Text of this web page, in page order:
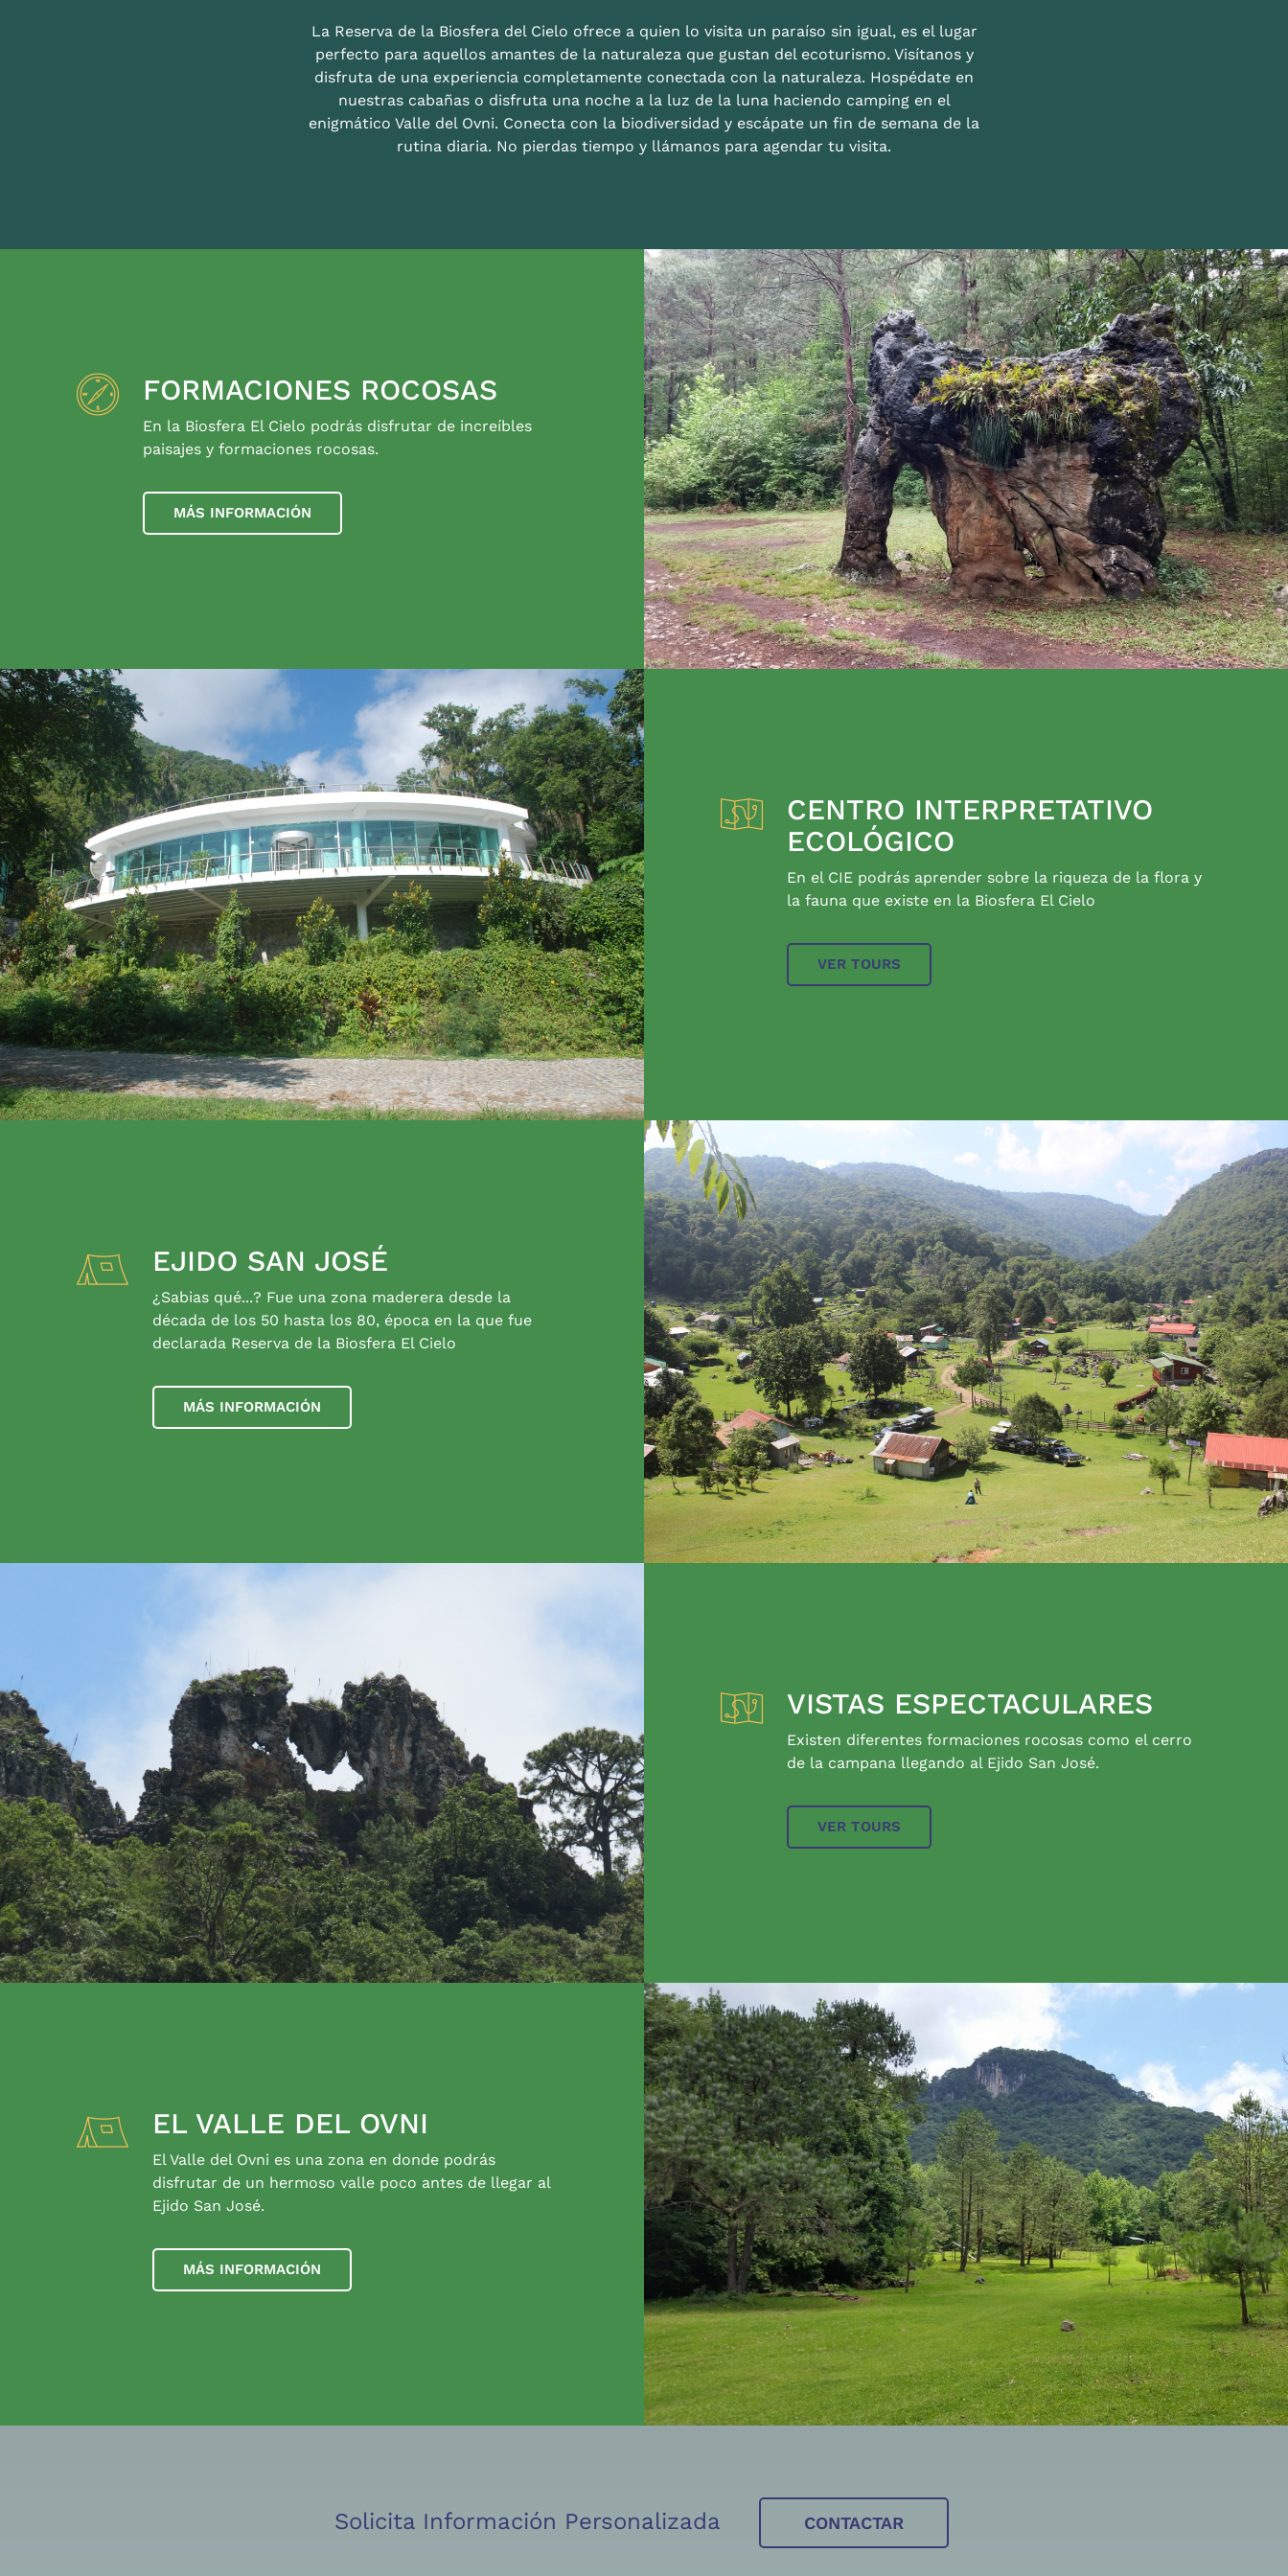
La Reserva de la Biosfera del Cielo ofrece a quien lo visita un paraíso sin igual, es el lugar
perfecto para aquellos amantes de la naturaleza que gustan del ecoturismo. Visítanos y
disfruta de una experiencia completamente conectada con la naturaleza. Hospédate en
nuestras cabañas o disfruta una noche a la luz de la luna haciendo camping en el
enigmático Valle del Ovni. Conecta con la biodiversidad y escápate un fin de semana de la
rutina diaria. No pierdas tiempo y llámanos para agendar tu visita.
FORMACIONES ROCOSAS
En la Biosfera El Cielo podrás disfrutar de increíbles
paisajes y formaciones rocosas.
MÁS INFORMACIÓN
CENTRO INTERPRETATIVO
ECOLÓGICO
En el CIE podrás aprender sobre la riqueza de la flora y
la fauna que existe en la Biosfera El Cielo
VER TOURS
EJIDO SAN JOSÉ
¿Sabias qué...? Fue una zona maderera desde la
década de los 50 hasta los 80, época en la que fue
declarada Reserva de la Biosfera El Cielo
MÁS INFORMACIÓN
VISTAS ESPECTACULARES
Existen diferentes formaciones rocosas como el cerro
de la campana llegando al Ejido San José.
VER TOURS
EL VALLE DEL OVNI
El Valle del Ovni es una zona en donde podrás
disfrutar de un hermoso valle poco antes de llegar al
Ejido San José.
MÁS INFORMACIÓN
Solicita Información Personalizada CONTACTAR